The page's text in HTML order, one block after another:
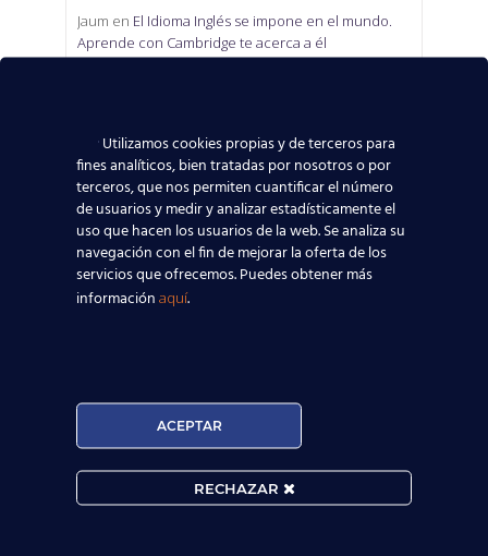
Jaum en El Idioma Inglés se impone en el mundo.
Aprende con Cambridge te acerca a él
¿Por qué hay que
tener un certificado
B1, B2,...?
todo profesional o estudiante.
Cambridge English recoge los principios
requeridos en todos sus exámenes
Cambridge.A nivel mundial, son ya más de
cuatro millones de personas al año las que
eligen realizar los exámenes Cambridge
Utilizamos cookies propias y de terceros para
fines analíticos, bien tratadas por nosotros o por
terceros, que nos permiten cuantificar el número
de usuarios y medir y analizar estadísticamente el
uso que hacen los usuarios de la web. Se analiza su
navegación con el fin de mejorar la oferta de los
servicios que ofrecemos. Puedes obtener más
información aquí.
ACEPTAR
RECHAZAR